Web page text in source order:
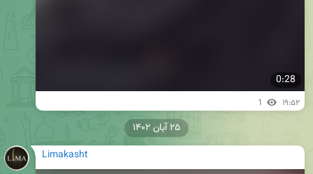
0:28
1 ۱۹:۵۲
Limakasht
۲۵ آبان ۱۴۰۲